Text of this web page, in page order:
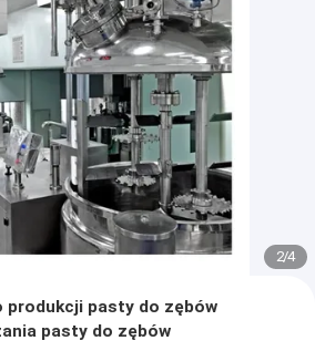
2/4
produkcji pasty do zębów
pasty do zębów